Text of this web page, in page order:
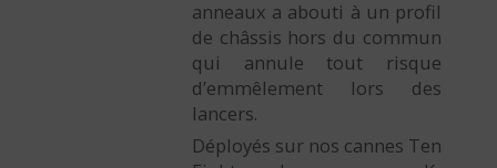
anneaux a abouti à un profil
de châssis hors du commun
qui annule tout risque
d’emmêlement lors des
lancers.
Déployés sur nos cannes Ten